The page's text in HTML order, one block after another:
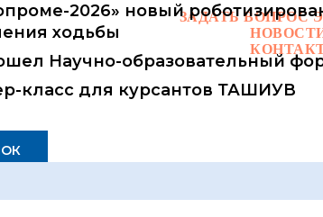
ЗАДАТЬ ВОПРОС
2026» новый
ходьбы
Научно-образовательный
класс для курсантов ТАШИУВ